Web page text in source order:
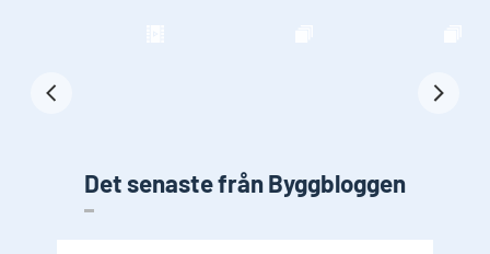
Det senaste från Byggbloggen